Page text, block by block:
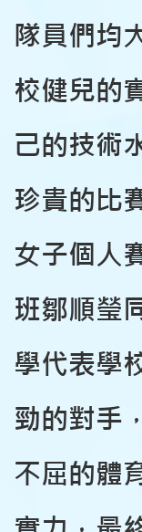
隊員們均
校健兒的
己的技術
珍貴的比
女子個人
班鄒順瑩
學代表學
勁的對手
不屈的體